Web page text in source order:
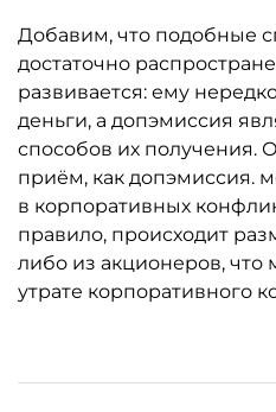
Добавим, что подобные
достаточно
развивается: ему
деньги, а допэмиссия
способов их получения.
приём, как допэмиссия.
в корпоративных
правило, происходит
либо из акционеров, что
утрате корпоративного